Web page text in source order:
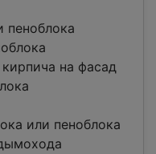
пеноблока
на фасад
или пеноблока